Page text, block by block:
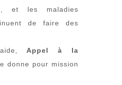
et les maladies
de faire des
Appel à la
donne pour mission